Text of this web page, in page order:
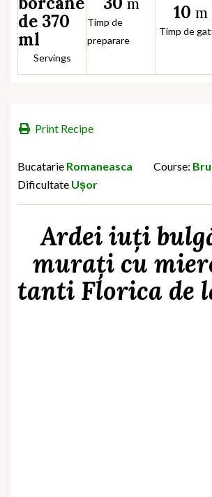
de 370
ml
Servings
Timp de
preparare
10 m
Timp de
Print Recipe
Bucatarie Romaneasca Course:
Dificultate Ușor
Ardei iuți
murați cu
tanti Florica de